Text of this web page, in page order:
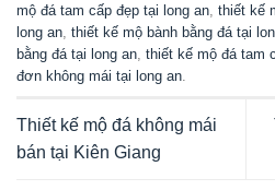
mộ đá tam cấp đẹp tại long an, thiết kế
long an, thiết kế mộ bành bằng đá tại
bằng đá tại long an, thiết kế mộ đá tam
đơn không mái tại long an.
Thiết kế mộ đá không mái
bán tại Kiên Giang